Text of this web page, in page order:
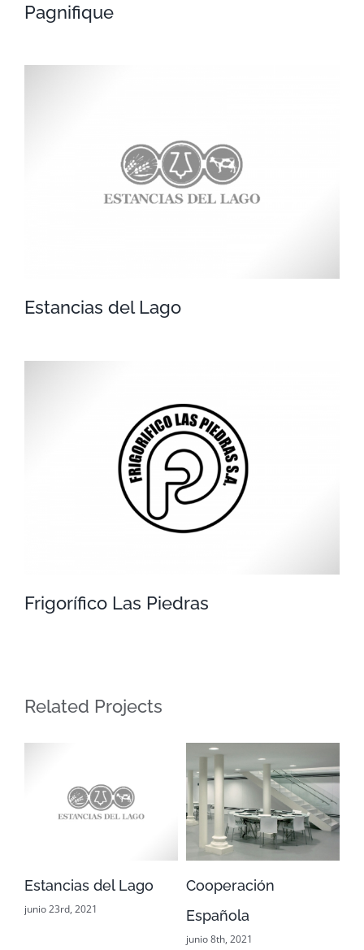
Pagnifique
Estancias del Lago
Estancias del Lago
Frigorífico Las Piedras
Frigorífico Las Piedras
Related Projects
Estancias del Lago
junio 23rd, 2021
Cooperación
Española
junio 8th, 2021